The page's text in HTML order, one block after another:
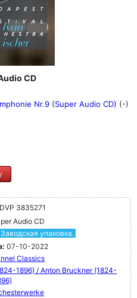
CD
Nr.9 (Super Audio CD) (-)
3835271
Audio CD
упаковка.
07-10-2022
Classics
1896) / Anton Bruckner (1824-